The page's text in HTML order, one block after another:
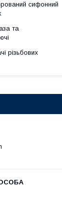
сифонний
та
різьбових